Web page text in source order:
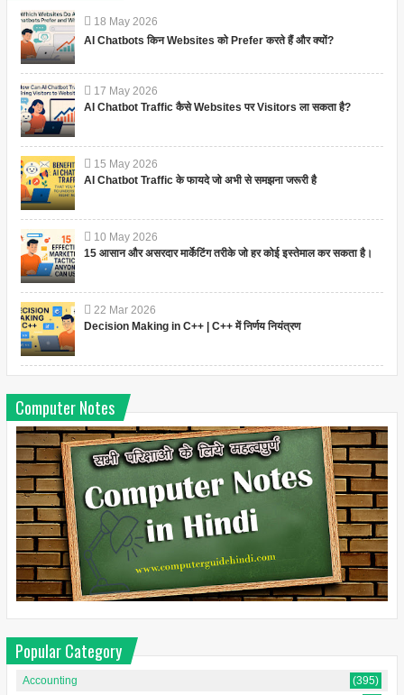
18 May 2026
AI Chatbots किन Websites को Prefer करते हैं और क्यों?
17 May 2026
AI Chatbot Traffic कैसे Websites पर Visitors ला सकता है?
15 May 2026
AI Chatbot Traffic के फायदे जो अभी से समझना जरूरी है
10 May 2026
15 आसान और असरदार मार्केटिंग तरीके जो हर कोई इस्तेमाल कर सकता है।
22 Mar 2026
Decision Making in C++ | C++ में निर्णय नियंत्रण
Computer Notes
Popular Category
Accounting (395)